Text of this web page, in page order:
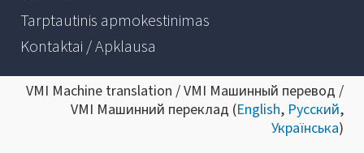
Tarptautinis apmokestinimas
Kontaktai / Apklausa
VMI Machine translation / VMI Машинный перевод /
VMI Машинний переклад (English, Русский,
Українська)